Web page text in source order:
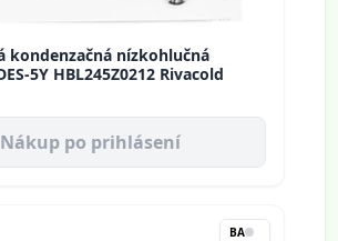
kondenzačná nízkohlučná
jednotka 4DES-5Y HBL245Z0212 Rivacold
Nákup po prihlásení
BA